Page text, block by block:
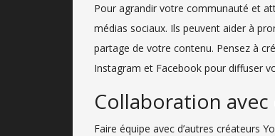
Pour agrandir votre communauté et
médias sociaux. Ils peuvent aider à
partage de votre contenu. Pensez à
Instagram et Facebook pour diffuser
Collaboration avec
Faire équipe avec d’autres créateurs